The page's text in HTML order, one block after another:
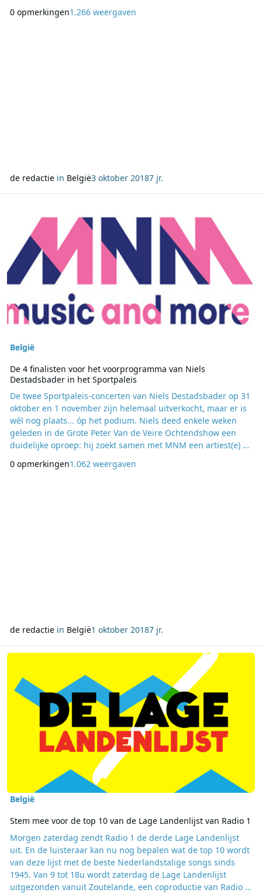
via vier parameters gemeten hoe zij dat beleefd hebben. De
0 opmerkingen1.266 weergaven
de redactiein België3 oktober 20187 jr.
België
De 4 finalisten voor het voorprogramma van Niels
Destadsbader in het Sportpaleis
De twee Sportpaleis-concerten van Niels Destadsbader op 31
oktober en 1 november zijn helemaal uitverkocht, maar er is
wél nog plaats... óp het podium. Niels deed enkele weken
geleden in de Grote Peter Van de Veire Ochtendshow een
duidelijke oproep: hij zoekt samen met MNM een artiest(e) of
maand lang kon jong, muzikaal talent zich inschrijven via
0 opmerkingen1.062 weergaven
de redactiein België1 oktober 20187 jr.
Lees meer over Stem mee voor de top 10 van de Lage Landenlijst
België
Stem mee voor de top 10 van de Lage Landenlijst van Radio 1
Morgen zaterdag zendt Radio 1 de derde Lage Landenlijst
uit. En de luisteraar kan nu nog bepalen wat de top 10 wordt
van deze lijst met de beste Nederlandstalige songs sinds
1945. Van 9 tot 18u wordt zaterdag de Lage Landenlijst
uitgezonden vanuit Zoutelande, een coproductie van Radio 1